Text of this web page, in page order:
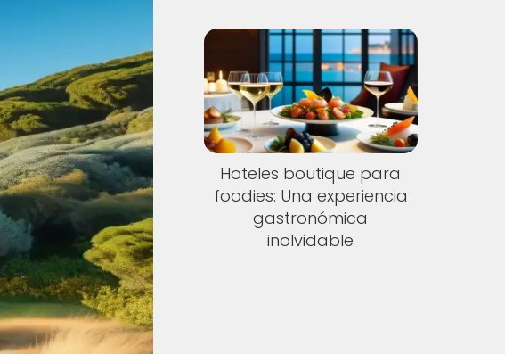
Hoteles boutique para
foodies: Una experiencia
gastronómica
inolvidable